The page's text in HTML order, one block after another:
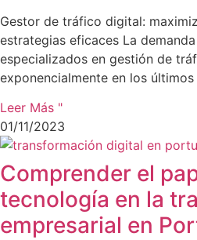
Gestor de tráfico digital:
estrategias eficaces La
especializados en gestión de
exponencialmente en los
Leer Más "
01/11/2023
Comprender el
tecnología en la
empresarial en